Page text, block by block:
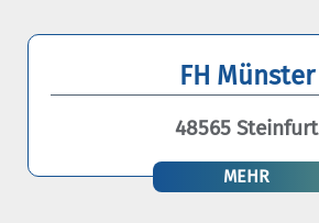
FH Münster
48565 Steinfurt
MEHR